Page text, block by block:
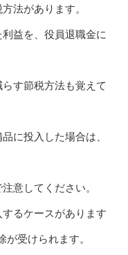
法があります。
益を、役員退職金に
す節税方法も覚えて
に投入した場合は、
意してください。
るケースがあります
受けられます。